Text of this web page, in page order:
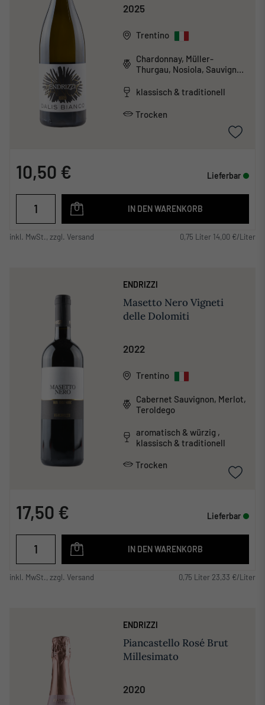
2025
Trentino
Chardonnay, Müller-
Thurgau, Nosiola, Sauvignon
klassisch & traditionell
Trocken
10,50 € Lieferbar
IN DEN WARENKORB
inkl. MwSt., zzgl. Versand 0,75 Liter 14,00 €/Liter
ENDRIZZI
Masetto Nero Vigneti
delle Dolomiti
2022
Trentino
Cabernet Sauvignon, Merlot,
Teroldego
aromatisch & würzig ,
klassisch & traditionell
Trocken
17,50 € Lieferbar
IN DEN WARENKORB
inkl. MwSt., zzgl. Versand 0,75 Liter 23,33 €/Liter
ENDRIZZI
Piancastello Rosé Brut
Millesimato
2020